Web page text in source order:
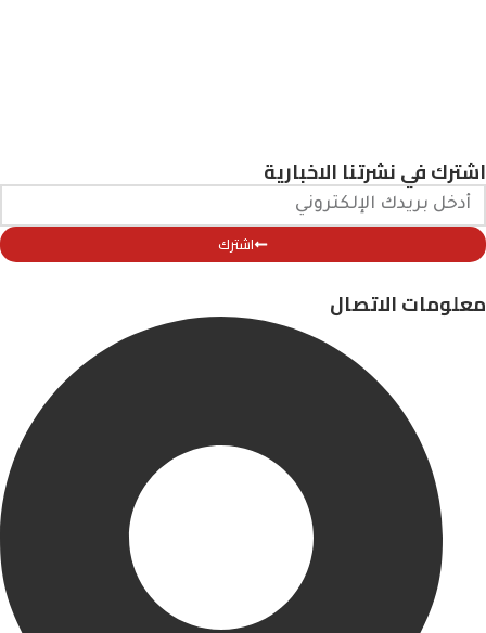
اشترك في نشرتنا الاخبارية
اشترك
معلومات الاتصال